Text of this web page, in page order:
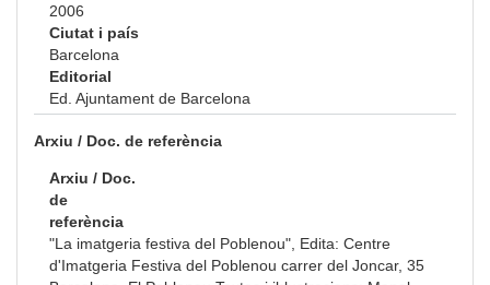
2006
Ciutat i país
Barcelona
Editorial
Ed. Ajuntament de Barcelona
Arxiu / Doc. de referència
Arxiu / Doc.
de
referència
"La imatgeria festiva del Poblenou", Edita: Centre
d'Imatgeria Festiva del Poblenou carrer del Joncar, 35